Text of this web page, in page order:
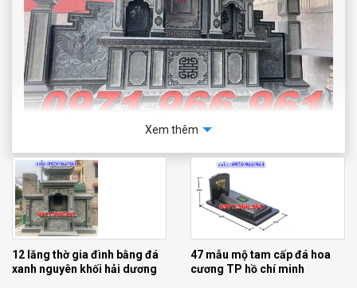
Mẫu lăng mộ đá đẹp bán tại hà nội
Xem thêm
12 lăng thờ gia đình bằng đá
xanh nguyên khối hải dương
47 mẫu mộ tam cấp đá hoa
cương TP hồ chí minh